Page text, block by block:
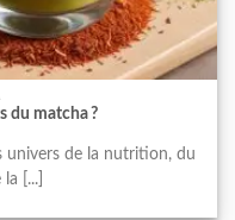
du matcha ?
univers de la nutrition, du
[...]